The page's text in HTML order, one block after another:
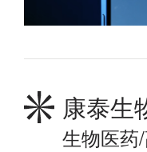
康泰生
生物医药